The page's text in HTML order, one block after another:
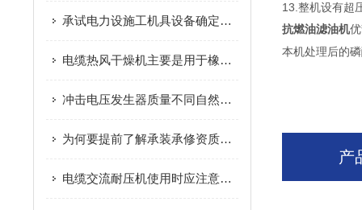
承试电力设施工机具设备确定性能和型号 再进行价格衡量
电缆热风干燥机主要是用于橡套电缆的干燥工作中
冲击电压发生器质量不同自然价格有很大差异
为何要提前了解承装承修资质清单，主要的好处有哪些
电缆交流耐压机使用时应注意以下几点
13.整机设有超
抗燃油滤油机
本机处理后的
产